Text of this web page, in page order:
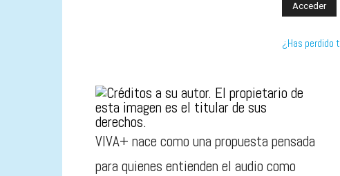
¿Has perdido
VIVA+ nace como una propuesta pensada
para quienes entienden el audio como